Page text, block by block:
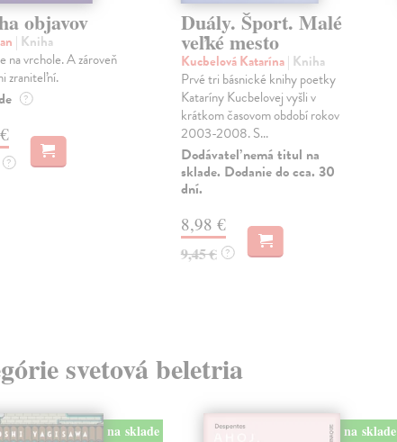
objavov
| Kniha
na vrchole. A zároveň
zraniteľní.
?
?
Duály. Šport. Malé
veľké mesto
Kucbelová Katarína| Kniha
Prvé tri básnické knihy poetky
Kataríny Kucbelovej vyšli v
krátkom časovom období rokov
2003-2008. S...
Dodávateľ nemá titul na
sklade. Dodanie do cca. 30
dní.
8,98 €
9,45 € ?
svetová beletria
na sklade
na sklade